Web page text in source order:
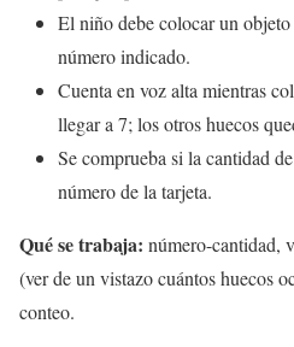
El niño debe colocar un
número indicado.
Cuenta en voz alta mientras
llegar a 7; los otros huecos
Se comprueba si la cantidad
número de la tarjeta.
Qué se trabaja: número-cantidad,
(ver de un vistazo cuántos huecos
conteo.